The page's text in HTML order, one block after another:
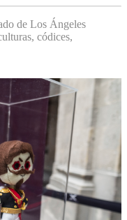
de Los Ángeles
códices,